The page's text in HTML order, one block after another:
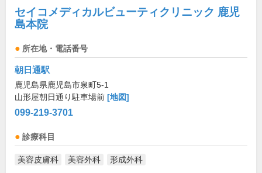
セイコメディカルビューティクリニック 鹿児
島本院
所在地・電話番号
朝日通駅
鹿児島県鹿児島市泉町5-1
山形屋朝日通り駐車場前 [地図]
099-219-3701
診療科目
美容皮膚科 美容外科 形成外科